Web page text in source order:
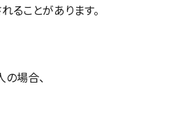
ることがあります。
場合、